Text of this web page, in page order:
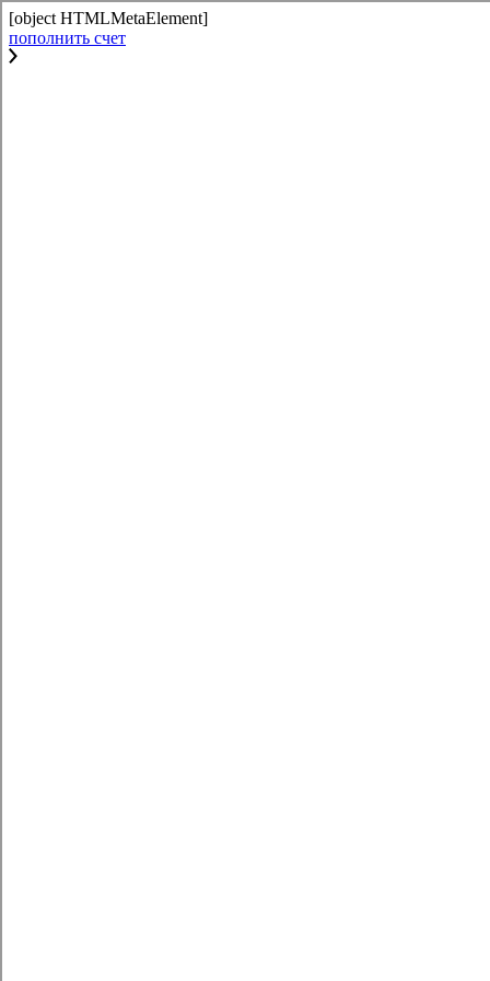
[object HTMLMetaElement]
пополнить счет